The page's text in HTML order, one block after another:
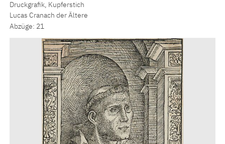
Druckgrafik, Kupferstich
Lucas Cranach der Ältere
Abzüge: 21